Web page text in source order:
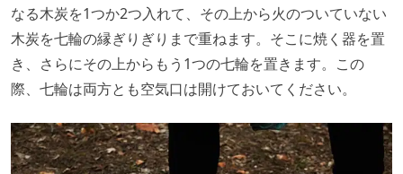
なる木炭を1つか2つ入れて、その上から火のついていない
木炭を七輪の縁ぎりぎりまで重ねます。そこに焼く器を置
き、さらにその上からもう1つの七輪を置きます。この
際、七輪は両方とも空気口は開けておいてください。